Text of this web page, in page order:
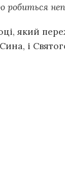
робиться
який
і